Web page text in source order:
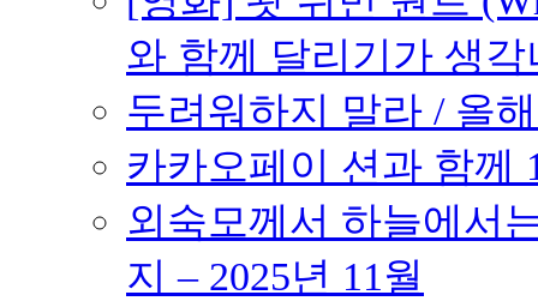
와 함께 달리기가 생각
두려워하지 말라 / 올
카카오페이 션과 함께
외숙모께서 하늘에서
지 – 2025년 11월